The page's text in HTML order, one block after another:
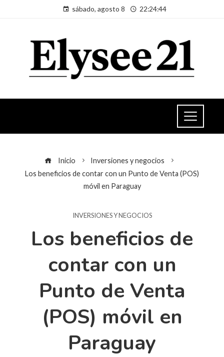
sábado, agosto 8 22:24:44
Inicio
Inversiones y negocios
Los beneficios de contar con un Punto de Venta (POS)
móvil en Paraguay
INVERSIONES Y NEGOCIOS
Los beneficios de
contar con un
Punto de Venta
(POS) móvil en
Paraguay